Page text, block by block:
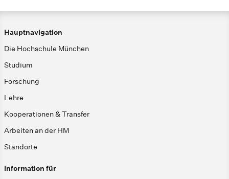
Hauptnavigation
Die Hochschule München
Studium
Forschung
Lehre
Kooperationen & Transfer
Arbeiten an der HM
Standorte
Information für